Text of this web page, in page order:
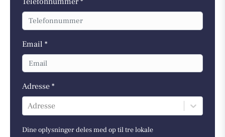
Email *
Adresse *
Adresse
Dine oplysninger deles med op til tre lokale